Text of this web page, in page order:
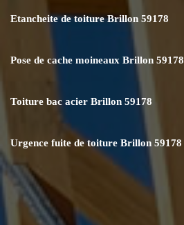
Etancheite de toiture Brillon 59178
Pose de cache moineaux Brillon 59178
Toiture bac acier Brillon 59178
Urgence fuite de toiture Brillon 59178